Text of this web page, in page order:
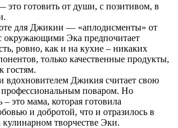
готовить от души, с позитивом, в
для Джикии — «аплодисменты» от
окружающими Эка предпочитает
ровно, как и на кухне – никаких
только качественные продукты,
гостям.
вдохновителем Джикия считает свою
поваром. Но
– это мама, которая готовила
и добротой, что и отразилось в
творчестве Эки.